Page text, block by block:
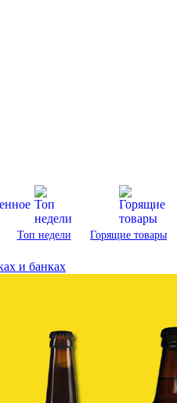
Топ недели Горящие товары